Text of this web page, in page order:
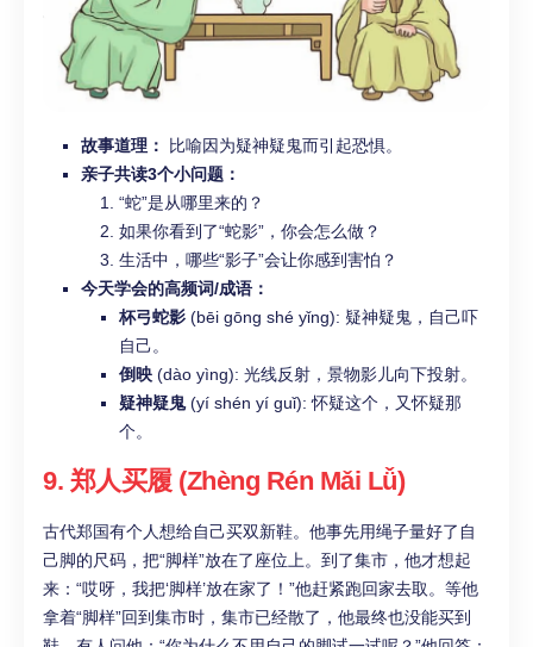
故事道理：
比喻因为疑神疑鬼而引起恐惧。
亲子共读3个小问题：
“蛇”是从哪里来的？
如果你看到了“蛇影”，你会怎么做？
生活中，哪些“影子”会让你感到害怕？
今天学会的高频词/成语：
杯弓蛇影 (bēi gōng shé yǐng): 疑神疑鬼，自己吓
自己。
倒映 (dào yìng): 光线反射，景物影儿向下投射。
疑神疑鬼(yí shén yí guǐ): 怀疑这个，又怀疑那
个。
9. 郑人买履 (Zhèng Rén Mǎi Lǚ)
古代郑国有个人想给自己买双新鞋。他事先用绳子量好了自
己脚的尺码，把“脚样”放在了座位上。到了集市，他才想起
来：“哎呀，我把‘脚样’放在家了！”他赶紧跑回家去取。等他
拿着“脚样”回到集市时，集市已经散了，他最终也没能买到